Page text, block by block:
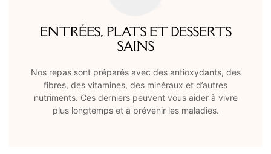
ENTRÉES, PLATS ET DESSERTS
SAINS
Nos repas sont préparés avec des antioxydants, des
fibres, des vitamines, des minéraux et d’autres
nutriments. Ces derniers peuvent vous aider à vivre
plus longtemps et à prévenir les maladies.